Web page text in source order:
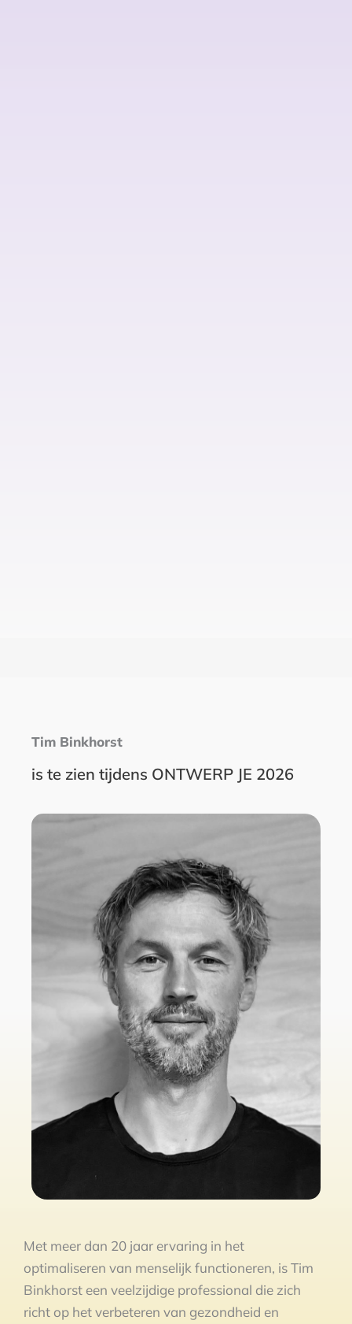
Tim Binkhorst
is te zien tijdens ONTWERP JE 2026
Met meer dan 20 jaar ervaring in het
optimaliseren van menselijk functioneren, is Tim
Binkhorst een veelzijdige professional die zich
richt op het verbeteren van gezondheid en